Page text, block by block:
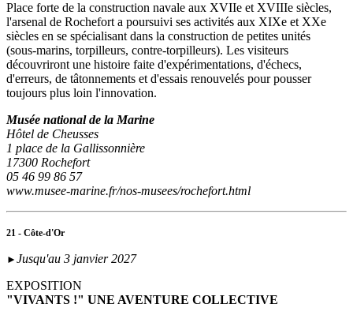
Place forte de la construction navale aux XVIIe et XVIIIe siècles,
l'arsenal de Rochefort a poursuivi ses activités aux XIXe et XXe
siècles en se spécialisant dans la construction de petites unités
(sous‑marins, torpilleurs, contre-torpilleurs). Les visiteurs
découvriront une histoire faite d'expérimentations, d'échecs,
d'erreurs, de tâtonnements et d'essais renouvelés pour pousser
toujours plus loin l'innovation.
Musée national de la Marine
Hôtel de Cheusses
1 place de la Gallissonnière
17300 Rochefort
05 46 99 86 57
www.musee-marine.fr/nos-musees/rochefort.html
21 - Côte-d'Or
► Jusqu'au 3 janvier 2027
EXPOSITION
"VIVANTS !" UNE AVENTURE COLLECTIVE